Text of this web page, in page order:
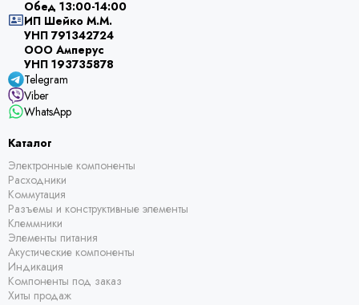
Обед 13:00-14:00
ИП Шейко М.М.
УНП 791342724
ООО Амперус
УНП 193735878
Telegram
Viber
WhatsApp
Каталог
Электронные компоненты
Расходники
Коммутация
Разъемы и конструктивные элементы
Клеммники
Элементы питания
Акустические компоненты
Индикация
Компоненты под заказ
Хиты продаж